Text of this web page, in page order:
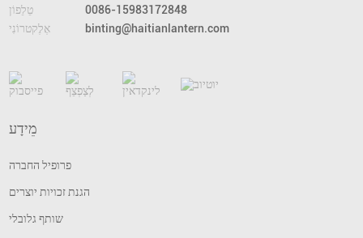
טֵלֵפוֹן
0086-15983172848
אֶלֶקטרוֹנִי
binting@haitianlantern.com
מֵידָע
פרופיל החברה
הגנת זכויות יוצרים
שותף גלובלי